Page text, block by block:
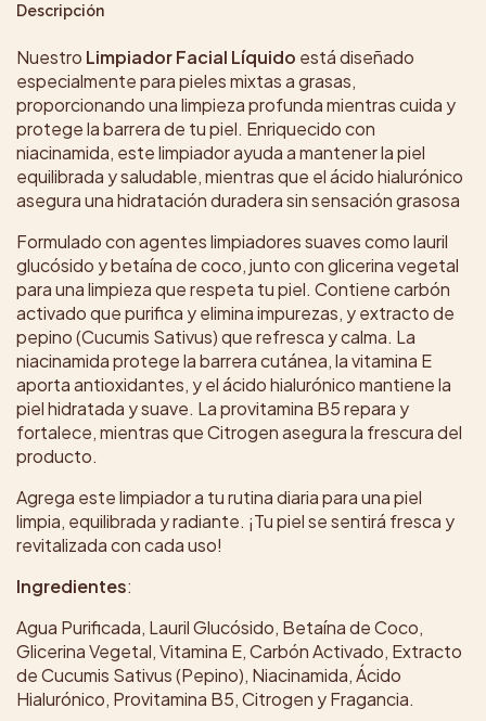
Descripción
Nuestro Limpiador Facial Líquido está diseñado
especialmente para pieles mixtas a grasas,
proporcionando una limpieza profunda mientras cuida y
protege la barrera de tu piel. Enriquecido con
niacinamida, este limpiador ayuda a mantener la piel
equilibrada y saludable, mientras que el ácido hialurónico
asegura una hidratación duradera sin sensación grasosa
Formulado con agentes limpiadores suaves como lauril
glucósido y betaína de coco, junto con glicerina vegetal
para una limpieza que respeta tu piel. Contiene carbón
activado que purifica y elimina impurezas, y extracto de
pepino (Cucumis Sativus) que refresca y calma. La
niacinamida protege la barrera cutánea, la vitamina E
aporta antioxidantes, y el ácido hialurónico mantiene la
piel hidratada y suave. La provitamina B5 repara y
fortalece, mientras que Citrogen asegura la frescura del
producto.
Agrega este limpiador a tu rutina diaria para una piel
limpia, equilibrada y radiante. ¡Tu piel se sentirá fresca y
revitalizada con cada uso!
Ingredientes:
Agua Purificada, Lauril Glucósido, Betaína de Coco,
Glicerina Vegetal, Vitamina E, Carbón Activado, Extracto
de Cucumis Sativus (Pepino), Niacinamida, Ácido
Hialurónico, Provitamina B5, Citrogen y Fragancia.